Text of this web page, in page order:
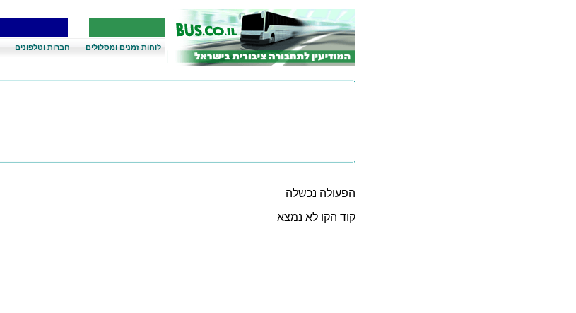
לוחות זמנים ומסלולים חברות וטלפונים
הפעולה נכשלה
קוד הקו לא נמצא